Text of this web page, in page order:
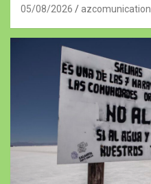
05/08/2026 azcomunication